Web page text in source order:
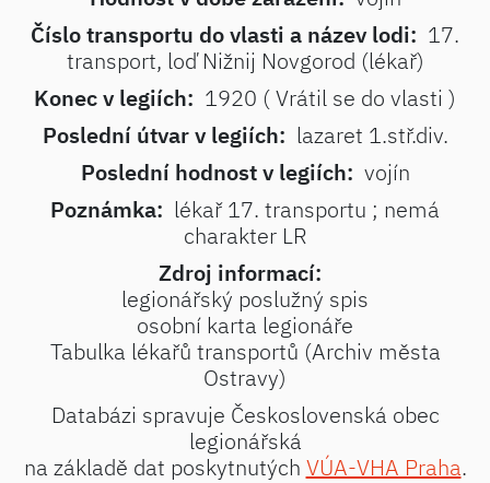
Číslo transportu do vlasti a název lodi: 17.
transport, loď Nižnij Novgorod (lékař)
Konec v legiích: 1920 ( Vrátil se do vlasti )
Poslední útvar v legiích: lazaret 1.stř.div.
Poslední hodnost v legiích: vojín
Poznámka: lékař 17. transportu ; nemá
charakter LR
Zdroj informací:
legionářský poslužný spis
osobní karta legionáře
Tabulka lékařů transportů (Archiv města
Ostravy)
Databázi spravuje Československá obec
legionářská
na základě dat poskytnutých VÚA-VHA Praha.